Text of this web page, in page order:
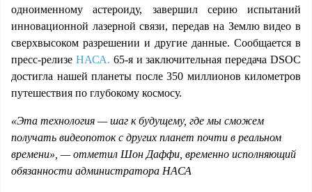
одноименному астероиду, завершил серию испытаний
инновационной лазерной связи, передав на Землю видео в
сверхвысоком разрешении и другие данные. Сообщается в
пресс-релизе НАСА. 65-я и заключительная передача DSOC
достигла нашей планеты после 350 миллионов километров
путешествия по глубокому космосу.
«Эта технология — шаг к будущему, где мы сможем
получать видеопоток с других планет почти в реальном
времени», — отметил Шон Даффи, временно исполняющий
обязанности администратора НАСА